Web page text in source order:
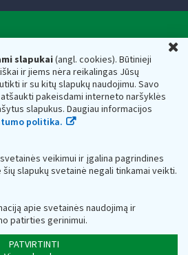
slapukai(angl. cookies). Būtinieji
ir jiems nėra reikalingas Jūsų
ir su kitų slapukų naudojimu. Savo
pakeisdami interneto naršyklės
slapukus. Daugiau informacijos
politika.
veikimui ir įgalina pagrindines
slapukų svetainė negali tinkamai veikti.
apie svetainės naudojimą ir
patirties gerinimui.
PATVIRTINTI
ministerijos
asmens kodas — 188659752,
14, 01107 Vilnius, Lietuva, el.paštas:
adresas 188659752
mokesčių inspekciją prie Lietuvos
kaupiami ir saugomi Juridinių